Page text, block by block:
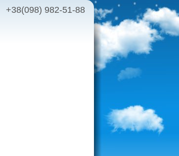
+38(098) 982-51-88